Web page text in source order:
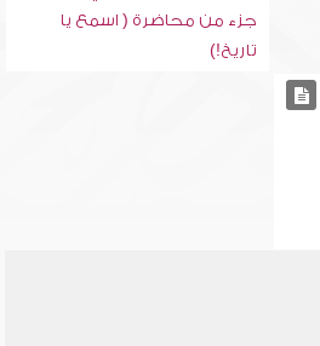
جزء من محاضرة ( اسمع يا
تاريخ!)